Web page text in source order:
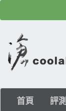
首頁 評測